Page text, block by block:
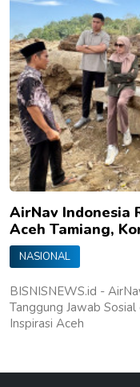
AirNav Indonesia
Aceh Tamiang,
NASIONAL
BISNISNEWS.id -
Tanggung Jawab
Inspirasi Aceh